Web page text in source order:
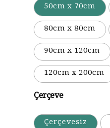
50cm x 70cm
80cm x 80cm
90cm x 120cm
120cm x 200cm
Çerçeve
Çerçevesiz